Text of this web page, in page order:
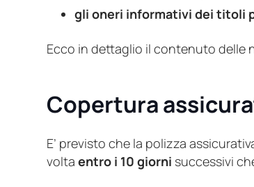
gli oneri informativi dei titoli
Ecco in dettaglio il contenuto delle
Copertura
E’ previsto che la polizza
voltaentro i 10 giorni successivi